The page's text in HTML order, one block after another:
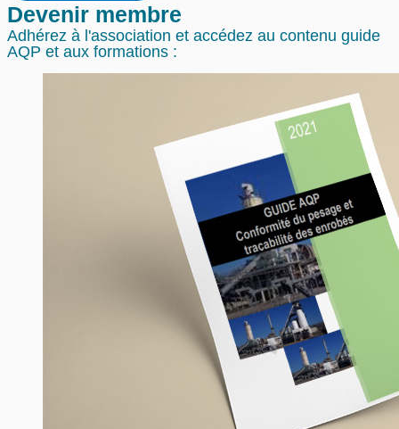
Devenir membre
Adhérez à l'association et accédez au contenu guide
AQP et aux formations :